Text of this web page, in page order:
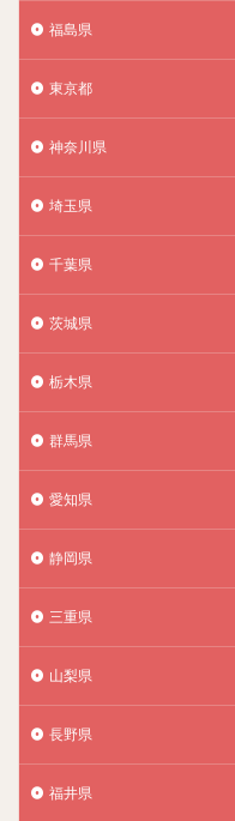
福島県
東京都
神奈川県
埼玉県
千葉県
茨城県
栃木県
群馬県
愛知県
静岡県
三重県
山梨県
長野県
福井県